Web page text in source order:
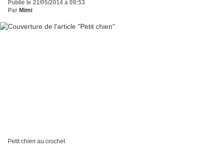
Publié le 21/05/2014 à 09:53
Par Mimi
Petit chien au crochet